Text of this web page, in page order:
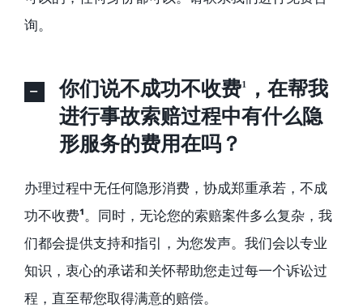
询。
你们说不成功不收费¹，在帮我
进行事故索赔过程中有什么隐
形服务的费用在吗？
办理过程中无任何隐形消费，协成郑重承若，不成
功不收费¹。同时，无论您的索赔案件多么复杂，我
们都会提供支持和指引，为您发声。我们会以专业
知识，衷心的承诺和关怀帮助您走过每一个诉讼过
程，直至帮您取得满意的赔偿。